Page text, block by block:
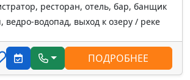
ресторан, отель, бар, банщик
ведро-водопад, выход к озеру / реке
ПОДРОБНЕЕ